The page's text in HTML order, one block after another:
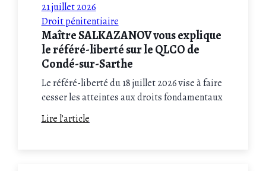
21 juillet 2026
Droit pénitentiaire
Maître SALKAZANOV vous explique
le référé-liberté sur le QLCO de
Condé-sur-Sarthe
Le référé-liberté du 18 juillet 2026 vise à faire
cesser les atteintes aux droits fondamentaux
dénoncées au QLCO de Condé-sur-Sarthe.
Isolement extrême, fouilles abusives et
Lire l’article